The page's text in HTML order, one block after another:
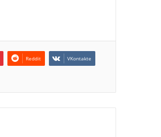
Reddit VKontakte